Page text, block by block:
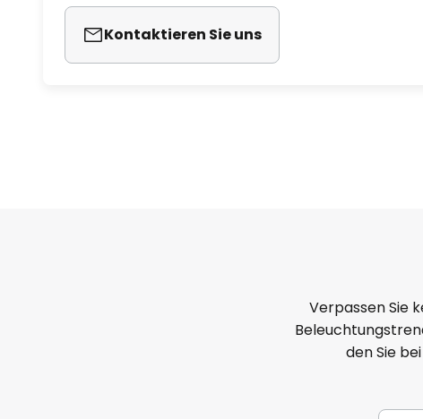
Kontaktieren Sie uns
Verpassen Sie
den Sie